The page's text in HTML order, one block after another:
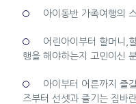
아이동반 가족여행의
어린아이부터 할머니,
행을 해야하는지 고민이신
아이부터 어른까지 즐
즈부터 선셋과 즐기는 짐바